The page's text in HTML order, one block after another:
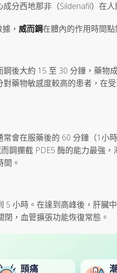
分西地那非（Sildenafil）在
， 威而鋼在體內的作用時間點
後大約 15 至 30 分鐘，藥物
藥物敏感度較高的患者，在
會在服藥後的 60 分鐘（1小
鋼攔截 PDE5 酶的能力最強
。
5 小時。在達到高峰後，肝臟
，血管擴張功能恢復常態。